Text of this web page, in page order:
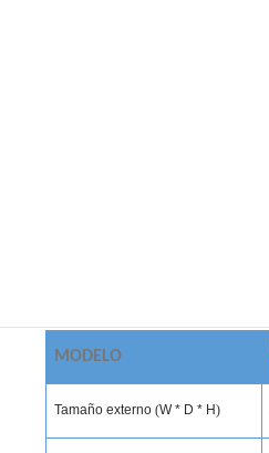
MODELO
Tamaño externo(W * D * H)